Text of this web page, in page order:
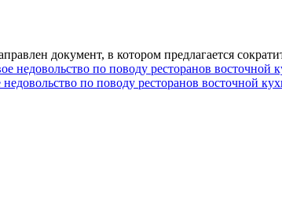
документ, в котором предлагается
по поводу ресторанов восточной